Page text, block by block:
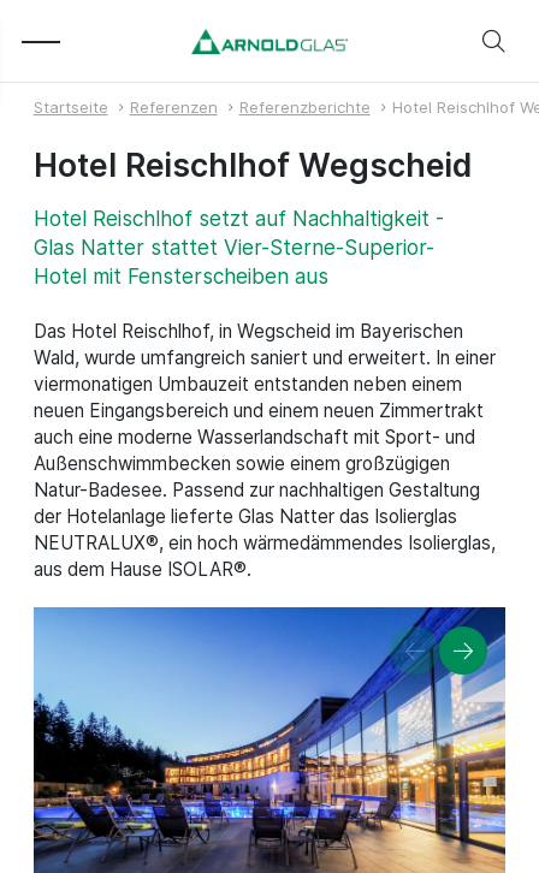
Startseite Referenzen Referenzberichte Hotel Reischlhof
Hotel Reischlhof Wegscheid
Hotel Reischlhof setzt auf Nachhaltigkeit -
Glas Natter stattet Vier-Sterne-Superior-
Hotel mit Fensterscheiben aus
Das Hotel Reischlhof, in Wegscheid im Bayerischen
Wald, wurde umfangreich saniert und erweitert. In einer
viermonatigen Umbauzeit entstanden neben einem
neuen Eingangsbereich und einem neuen Zimmertrakt
auch eine moderne Wasserlandschaft mit Sport- und
Außenschwimmbecken sowie einem großzügigen
Natur-Badesee. Passend zur nachhaltigen Gestaltung
der Hotelanlage lieferte Glas Natter das Isolierglas
NEUTRALUX®, ein hoch wärmedämmendes Isolierglas,
aus dem Hause ISOLAR®.